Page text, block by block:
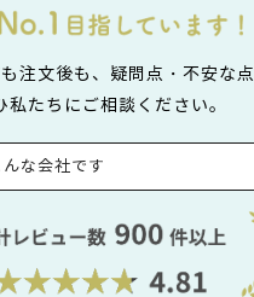
注文後も、疑問点・不安な点
私たちにご相談ください。
んな会社です